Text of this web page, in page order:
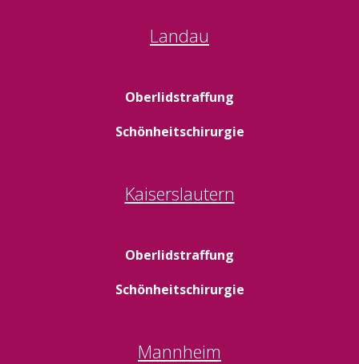
Landau
Oberlidstraffung
Schönheitschirurgie
Kaiserslautern
Oberlidstraffung
Schönheitschirurgie
Mannheim